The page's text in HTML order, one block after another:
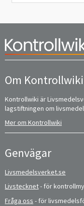
Om Kontrollwiki
Kontrollwiki är
lagstiftningen om
Mer om Kontrollwiki
Genvägar
Livsmedelsverket.se
Livstecknet- för
Fråga oss - för